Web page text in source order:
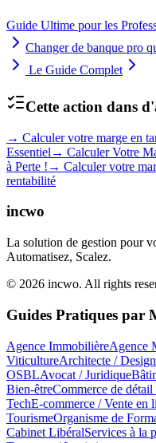
Guide Ultime pour les
Changer de banque pro
Le Guide Complet
Cette action dans
→ Calculer votre marge en
Essentiel → Calculer Votre
à Perte ! → Calculer votre
rentabilité
incwo
La solution de gestion pour
Automatisez, Scalez.
© 2026 incwo. All rights
Guides Pratiques par
Agence ImmobilièreAgence
ViticultureArchitecte / Design
OSBLAvocat / Juridique
Bien-êtreCommerce de
TechE-commerce / Vente en
TourismeOrganisme de
Cabinet LibéralServices à la